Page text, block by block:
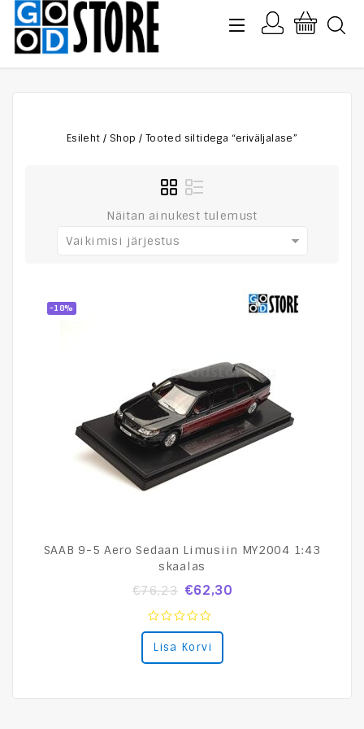
Esileht / Shop / Tooted siltidega “eriväljalase”
Näitan ainukest tulemust
Vaikimisi järjestus
-18%
SAAB 9-5 Aero Sedaan Limusiin MY2004 1:43
skaalas
€76,23 €62,30
0
out
of
Lisa Korvi